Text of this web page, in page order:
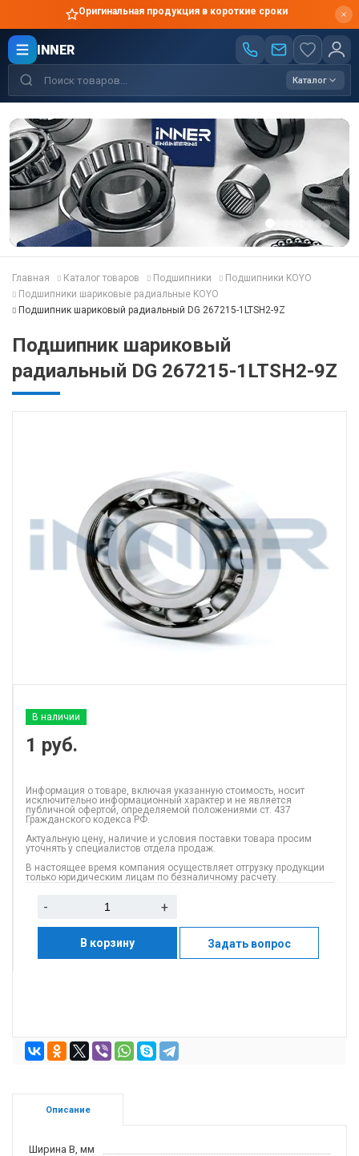
Оригинальная продукция в короткие сроки
INNER
Каталог
Главная Каталог товаров Подшипники
Подшипники KOYO
Подшипники шариковые радиальные KOYO
Подшипник шариковый радиальный DG 267215-1LTSH2-9Z
Подшипник шариковый
радиальный DG 267215-1LTSH2-9Z
В наличии
1 руб.
Информация о товаре, включая указанную стоимость, носит
исключительно информационный характер и не является
публичной офертой, определяемой положениями ст. 437
Гражданского кодекса РФ.
Актуальную цену, наличие и условия поставки товара просим
уточнять у специалистов отдела продаж.
В настоящее время компания осуществляет отгрузку продукции
только юридическим лицам по безналичному расчету.
- +
В корзину Задать вопрос
Описание
Ширина B, мм